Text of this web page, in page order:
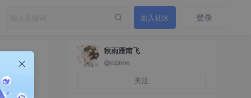
加入社区 登录
秋雨雁南飞
@czjnoe
关注